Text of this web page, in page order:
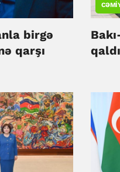
birgə
qarşı
qaldı